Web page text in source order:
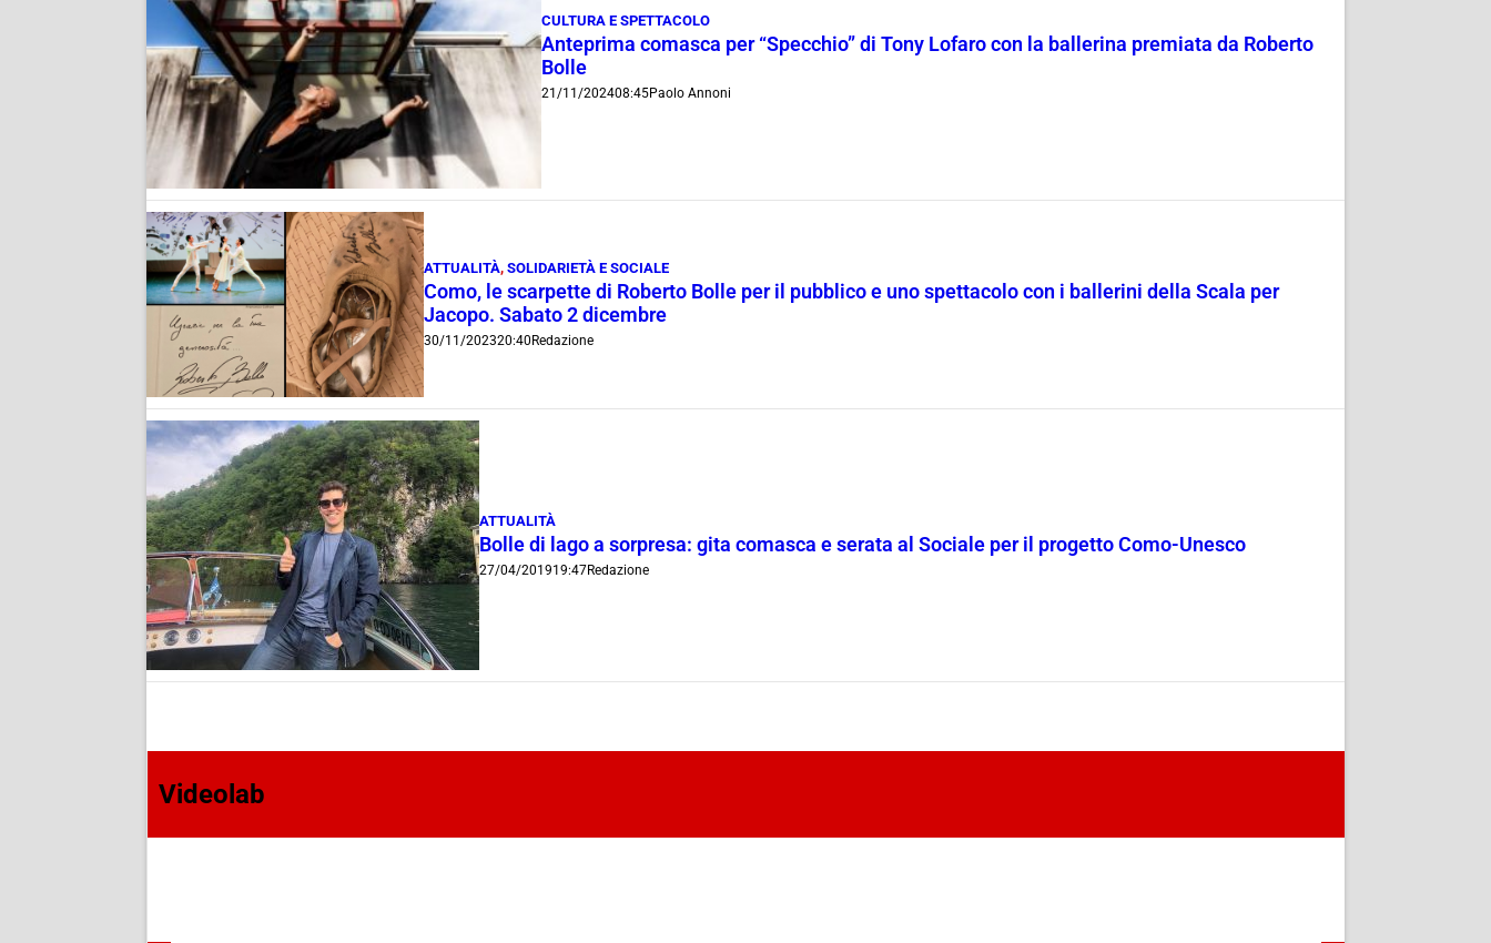
CULTURA E SPETTACOLO
Anteprima comasca per “Specchio” di Tony Lofaro con la ballerina premiata da Roberto
Bolle
21/11/202408:45Paolo Annoni
ATTUALITÀ,SOLIDARIETÀ E SOCIALE
Como, le scarpette di Roberto Bolle per il pubblico e uno spettacolo con i ballerini della Scala per
Jacopo. Sabato 2 dicembre
30/11/202320:40 Redazione
ATTUALITÀ
Bolle di lago a sorpresa: gita comasca e serata al Sociale per il progetto Como-Unesco
27/04/201919:47Redazione
Videolab